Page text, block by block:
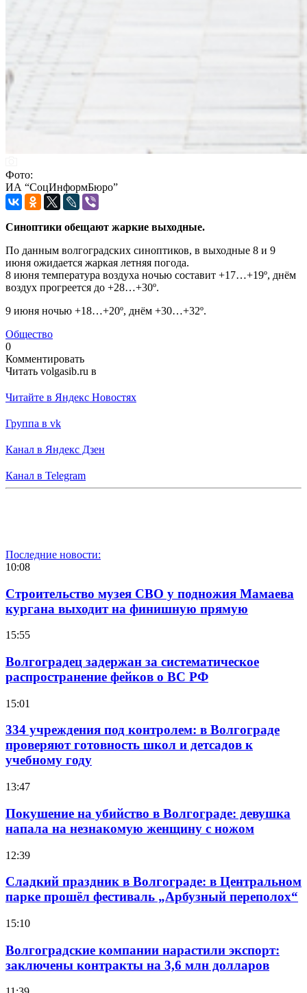
Фото:
ИА “СоцИнформБюро”
Синоптики обещают жаркие выходные.
По данным волгоградских синоптиков, в выходные 8 и 9
июня ожидается жаркая летняя погода.
8 июня температура воздуха ночью составит +17…+19º, днём
воздух прогреется до +28…+30º.
9 июня ночью +18…+20º, днём +30…+32º.
Общество
0
Комментировать
Читать volgasib.ru в
Читайте в Яндекс Новостях
Группа в vk
Канал в Яндекс Дзен
Канал в Telegram
Последние новости:
10:08
Строительство музея СВО у подножия Мамаева
кургана выходит на финишную прямую
15:55
Волгоградец задержан за систематическое
распространение фейков о ВС РФ
15:01
334 учреждения под контролем: в Волгограде
проверяют готовность школ и детсадов к
учебному году
13:47
Покушение на убийство в Волгограде: девушка
напала на незнакомую женщину с ножом
12:39
Сладкий праздник в Волгограде: в Центральном
парке прошёл фестиваль „Арбузный переполох“
15:10
Волгоградские компании нарастили экспорт:
заключены контракты на 3,6 млн долларов